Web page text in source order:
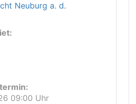
Neuburg a. d.
09:00 Uhr